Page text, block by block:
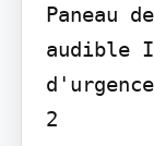
Paneau
audible
d'urgence
2